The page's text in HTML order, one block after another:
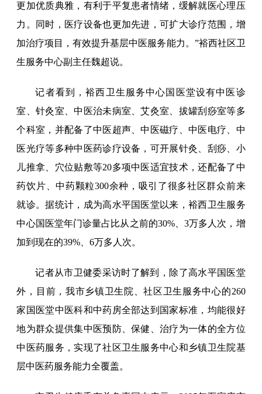
更加优质典雅，有利于平复患者情绪，缓解就医心理压
力。同时，医疗设备也更加先进，可扩大诊疗范围，增
加治疗项目，有效提升基层中医服务能力。”裕西社区卫
生服务中心副主任魏超说。
记者看到，裕西卫生服务中心国医堂设有中医诊
室、针灸室、中医治未病室、艾灸室、拔罐刮痧室等多
个科室，并配备了中医超声、中医磁疗、中医电疗、中
医光疗等多种中医药诊疗设备，可开展针灸、刮痧、小
儿推拿、穴位贴敷等20多项中医适宜技术，还配备了中
药饮片、中药颗粒300余种，吸引了很多社区群众前来
就诊。据统计，成为高水平国医堂以来，裕西卫生服务
中心国医堂年门诊量占比从之前的30%、3万多人次，增
加到现在的39%、6万多人次。
记者从市卫健委采访时了解到，除了高水平国医堂
外，目前，我市乡镇卫生院、社区卫生服务中心的260
家国医堂中医科和中药房全部达到国家标准，均能很好
地为群众提供集中医预防、保健、治疗为一体的全方位
中医药服务，实现了社区卫生服务中心和乡镇卫生院基
层中医药服务能力全覆盖。